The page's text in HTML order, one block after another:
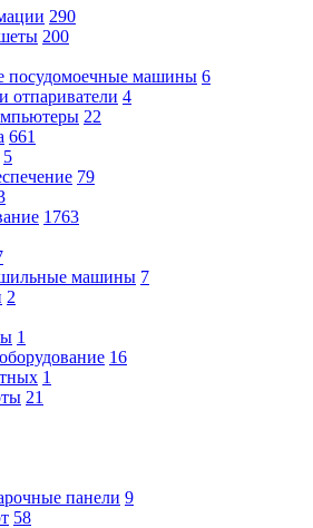
290
200
посудомоечные машины 6
отпариватели 4
22
661
5
79
1763
машины 7
2
1
16
1
21
панели 9
58